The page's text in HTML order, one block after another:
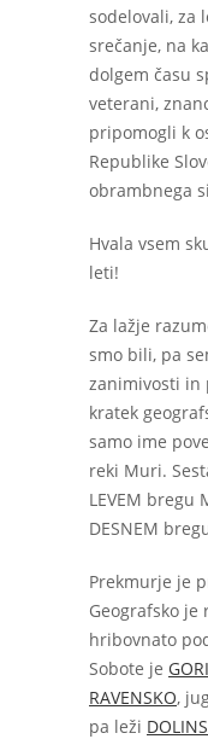
sodelovali, za
srečanje, na
dolgem času
veterani,
pripomogli k
Republike
obrambnega
Hvala vsem
leti!
Za lažje
smo bili, pa
zanimivosti in
kratek
samo ime
reki Muri.
LEVEM bregu
DESNEM
Prekmurje je
Geografsko
hribovnato
Sobote je
RAVENSKO,
pa leži